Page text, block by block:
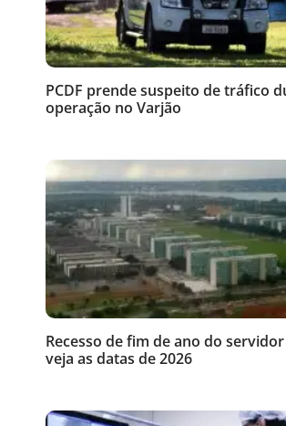
PCDF prende suspeito de tráfico
operação no Varjão
Recesso de fim de ano do
veja as datas de 2026